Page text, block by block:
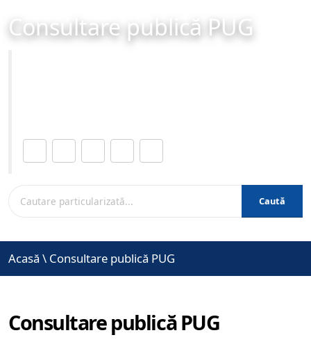
Consultare publică PUG
Caută
Acasă \ Consultare publică PUG
Consultare publică PUG